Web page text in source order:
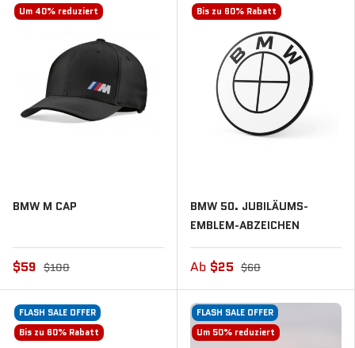
Um 40% reduziert
BMW M CAP
$59 $100
Bis zu 60% Rabatt
BMW 50. JUBILÄUMS-
EMBLEM-ABZEICHEN
Ab $25 $60
FLASH SALE OFFER
Bis zu 60% Rabatt
FLASH SALE OFFER
Um 50% reduziert